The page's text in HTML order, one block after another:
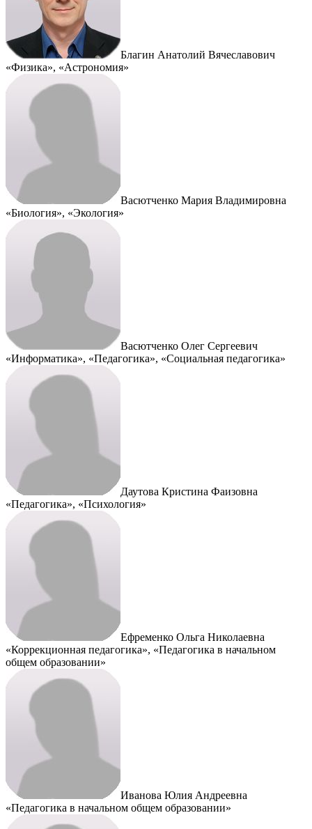
Благин Анатолий Вячеславович
«Физика», «Астрономия»
Васютченко Мария Владимировна
«Биология», «Экология»
Васютченко Олег Сергеевич
«Информатика», «Педагогика», «Социальная педагогика»
Даутова Кристина Фаизовна
«Педагогика», «Психология»
Ефременко Ольга Николаевна
«Коррекционная педагогика», «Педагогика в начальном
общем образовании»
Иванова Юлия Андреевна
«Педагогика в начальном общем образовании»